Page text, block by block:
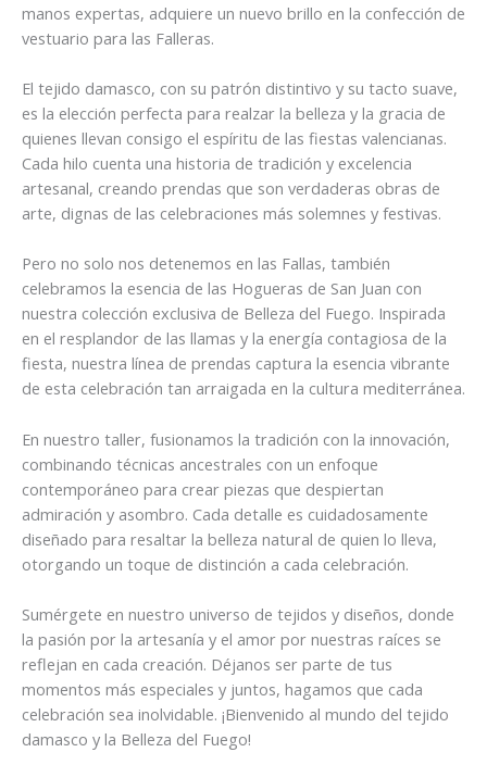
manos expertas, adquiere un nuevo brillo en la confección de
vestuario para las Falleras.
El tejido damasco, con su patrón distintivo y su tacto suave,
es la elección perfecta para realzar la belleza y la gracia de
quienes llevan consigo el espíritu de las fiestas valencianas.
Cada hilo cuenta una historia de tradición y excelencia
artesanal, creando prendas que son verdaderas obras de
arte, dignas de las celebraciones más solemnes y festivas.
Pero no solo nos detenemos en las Fallas, también
celebramos la esencia de las Hogueras de San Juan con
nuestra colección exclusiva de Belleza del Fuego. Inspirada
en el resplandor de las llamas y la energía contagiosa de la
fiesta, nuestra línea de prendas captura la esencia vibrante
de esta celebración tan arraigada en la cultura mediterránea.
En nuestro taller, fusionamos la tradición con la innovación,
combinando técnicas ancestrales con un enfoque
contemporáneo para crear piezas que despiertan
admiración y asombro. Cada detalle es cuidadosamente
diseñado para resaltar la belleza natural de quien lo lleva,
otorgando un toque de distinción a cada celebración.
Sumérgete en nuestro universo de tejidos y diseños, donde
la pasión por la artesanía y el amor por nuestras raíces se
reflejan en cada creación. Déjanos ser parte de tus
momentos más especiales y juntos, hagamos que cada
celebración sea inolvidable. ¡Bienvenido al mundo del tejido
damasco y la Belleza del Fuego!